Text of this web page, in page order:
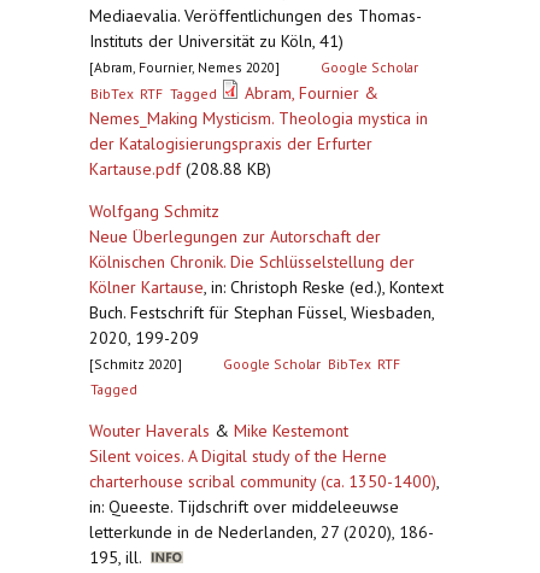
Mediaevalia. Veröffentlichungen des Thomas-
Instituts der Universität zu Köln, 41)
[Abram, Fournier, Nemes 2020]
Google Scholar
BibTex RTF Tagged
Abram, Fournier &
Nemes_Making Mysticism. Theologia mystica in
der Katalogisierungspraxis der Erfurter
Kartause.pdf(208.88 KB)
Wolfgang Schmitz
Neue Überlegungen zur Autorschaft der
Kölnischen Chronik. Die Schlüsselstellung der
Kölner Kartause, in: Christoph Reske (ed.), Kontext
Buch. Festschrift für Stephan Füssel, Wiesbaden,
2020, 199-209
[Schmitz 2020] Google Scholar BibTex RTF
Tagged
Wouter Haverals & Mike Kestemont
Silent voices. A Digital study of the Herne
charterhouse scribal community (ca. 1350-1400),
in: Queeste. Tijdschrift over middeleeuwse
letterkunde in de Nederlanden, 27 (2020), 186-
195, ill.